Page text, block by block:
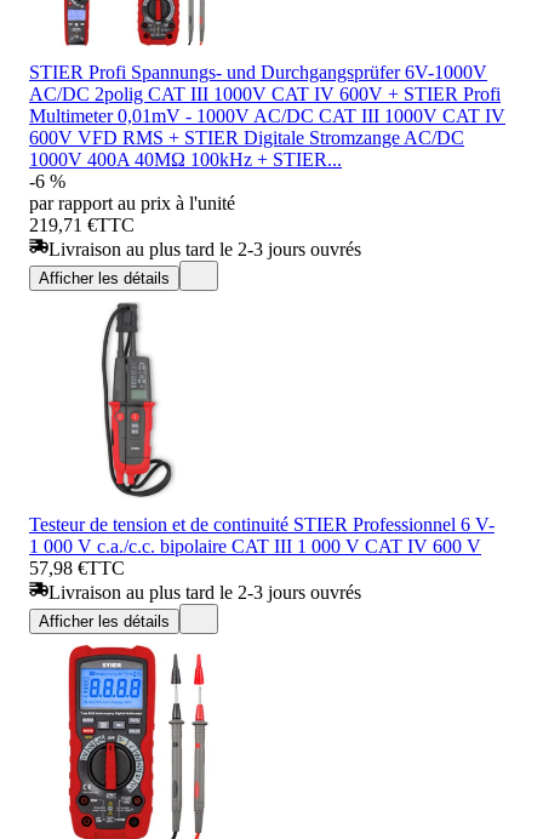
STIER Profi Spannungs- und Durchgangsprüfer 6V-1000V
AC/DC 2polig CAT III 1000V CAT IV 600V + STIER Profi
Multimeter 0,01mV - 1000V AC/DC CAT III 1000V CAT IV
600V VFD RMS + STIER Digitale Stromzange AC/DC
1000V 400A 40MΩ 100kHz + STIER...
-6 %
par rapport au prix à l'unité
219,71 €TTC
Livraison au plus tard le 2-3 jours ouvrés
Afficher les détails
Testeur de tension et de continuité STIER Professionnel 6 V-
1 000 V c.a./c.c. bipolaire CAT III 1 000 V CAT IV 600 V
57,98 €TTC
Livraison au plus tard le 2-3 jours ouvrés
Afficher les détails